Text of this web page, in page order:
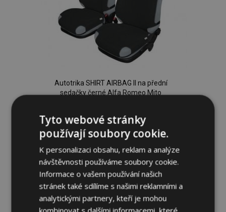
Autotrika SHIRT AIRBAG II na přední
sedačky černé Alfa Romeo Mito
589,00 Kč
Přidat
k
oblíbeným
Tyto webové stránky
používají soubory cookie.
K personalizaci obsahu, reklam a analýze
návštěvnosti používáme soubory cookie.
Informace o vašem používání našich
stránek také sdílíme s našimi reklamními a
analytickými partnery, kteří je mohou